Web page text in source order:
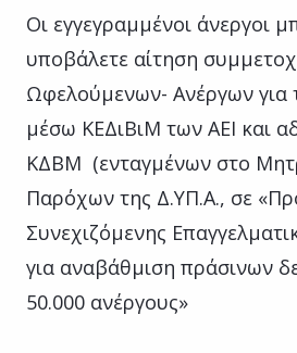
Οι εγγεγραμμένοι άνεργοι
υποβάλετε αίτηση
Ωφελούμενων- Ανέργων για
μέσω ΚΕΔιΒιΜ των ΑΕΙ και
ΚΔΒΜ (ενταγμένων στο
Παρόχων της Δ.ΥΠ.Α., σε
Συνεχιζόμενης
για αναβάθμιση πράσινων
50.000 ανέργους»